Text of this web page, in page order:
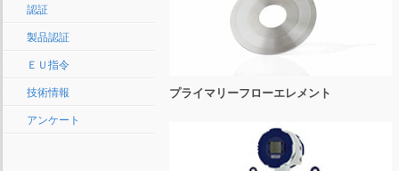
認証
製品認証
ＥＵ指令
技術情報
アンケート
プライマリーフローエレメント